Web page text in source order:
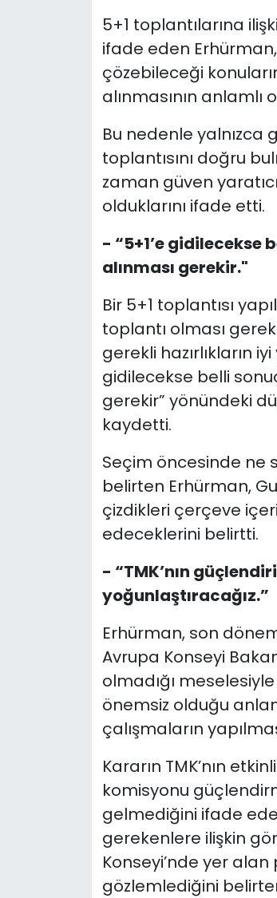
5+1 toplantılarına
ifade eden
çözebileceği
alınmasının anlamlı
Bu nedenle yalnızca
toplantısını doğru
zaman güven
olduklarını ifade etti.
- “5+1’e gidilecekse
alınması gerekir."
Bir 5+1 toplantısı
toplantı olması
gerekli hazırlıkların
gidilecekse belli
gerekir” yönündeki
kaydetti.
Seçim öncesinde ne
belirten Erhürman,
çizdikleri çerçeve
edeceklerini belirtti.
- “TMK’nın
yoğunlaştıracağız.”
Erhürman, son
Avrupa Konseyi
olmadığı
önemsiz olduğu
çalışmaların
Kararın TMK’nın
komisyonu
gelmediğini ifade
gerekenlere ilişkin
Konseyi’nde yer
gözlemlediğini